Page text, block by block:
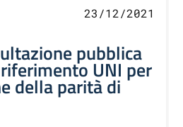
23/12/2021
pubblica
UNI per
della parità di